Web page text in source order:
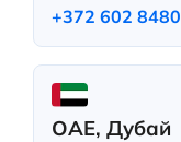
+372 602 8480
ОАЕ, Дубай